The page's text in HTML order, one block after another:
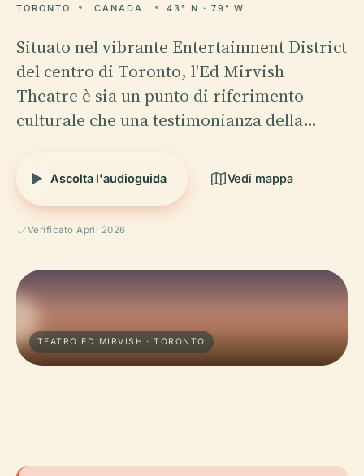
TORONTO CANADA 43° N · 79° W
Situato nel vibrante Entertainment District
del centro di Toronto, l'Ed Mirvish
Theatre è sia un punto di riferimento
culturale che una testimonianza della…
Ascolta l'audioguida Vedi mappa
Verificato April 2026
TEATRO ED MIRVISH · TORONTO